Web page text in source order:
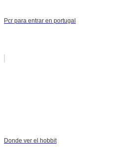
Pcr para entrar en portugal
Donde ver el hobbit